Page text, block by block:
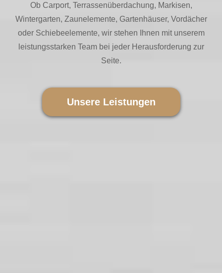
Ob Carport, Terrassenüberdachung, Markisen,
Wintergarten, Zaunelemente, Gartenhäuser, Vordächer
oder Schiebeelemente, wir stehen Ihnen mit unserem
leistungsstarken Team bei jeder Herausforderung zur
Seite.
Unsere Leistungen